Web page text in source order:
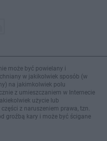
może być powielany i
w jakikolwiek sposób (w
na jakimkolwiek polu
z umieszczaniem w Internecie
użycie lub
z naruszeniem prawa, tzn.
groźbą kary i może być ścigane